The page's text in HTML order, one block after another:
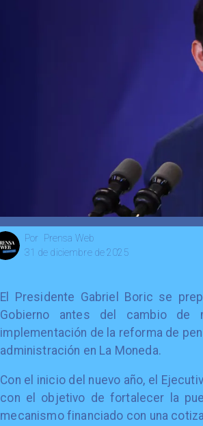
Prensa Web
Por
31 de diciembre de 2025
El Presidente Gabriel Boric se
Gobierno antes del cambio de
implementación de la reforma de
administración en La Moneda.
Con el inicio del nuevo año, el
con el objetivo de fortalecer la
mecanismo financiado con una